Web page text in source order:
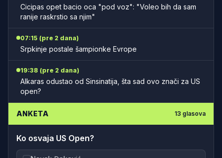
Cicipas opet bacio oca "pod voz": "Voleo bih da sam
ranije raskrstio sa njim"
07:15 (pre 2 dana)
Srpkinje postale šampionke Evrope
19:38 (pre 2 dana)
Alkaras odustao od Sinsinatija, šta sad ovo znači za US
open?
ANKETA 13 glasova
Ko osvaja US Open?